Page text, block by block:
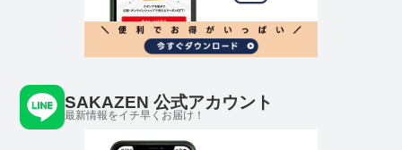
SAKAZEN 公式アカウント
最新情報をイチ早くお届け！